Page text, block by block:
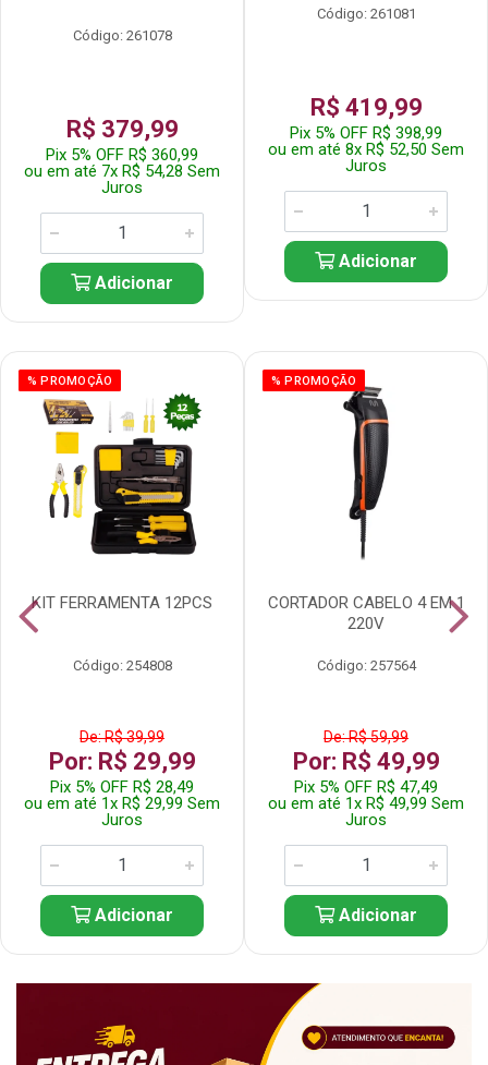
Código: 261078
R$ 379,99
Pix 5% OFF R$ 360,99
ou em até 7x R$ 54,28 Sem
Juros
Adicionar
Código: 261081
R$ 419,99
Pix 5% OFF R$ 398,99
ou em até 8x R$ 52,50 Sem
Juros
Adicionar
% PROMOÇÃO
KIT FERRAMENTA 12PCS
Código: 254808
De: R$ 39,99
Por: R$ 29,99
Pix 5% OFF R$ 28,49
ou em até 1x R$ 29,99 Sem
Juros
Adicionar
% PROMOÇÃO
CORTADOR CABELO 4 EM 1
220V
Código: 257564
De: R$ 59,99
Por: R$ 49,99
Pix 5% OFF R$ 47,49
ou em até 1x R$ 49,99 Sem
Juros
Adicionar